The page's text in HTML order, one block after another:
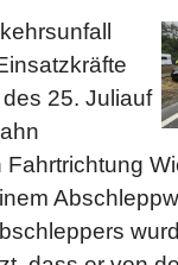
25. Juliauf